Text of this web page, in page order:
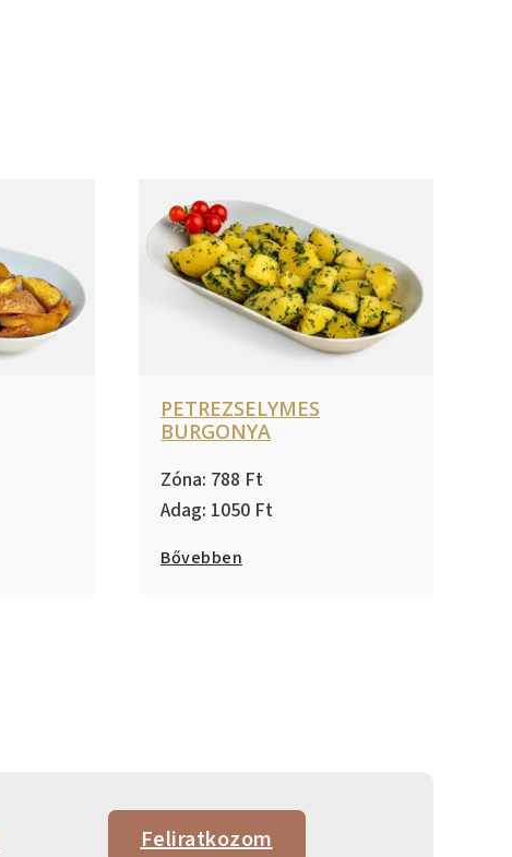
PETREZSELYMES
BURGONYA
788
1050
Bővebben
Feliratkozom